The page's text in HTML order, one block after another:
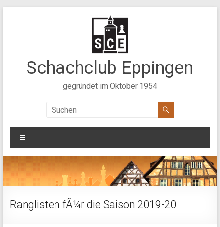
Schachclub Eppingen
gegründet im Oktober 1954
Ranglisten fÃ¼r die Saison 2019-20